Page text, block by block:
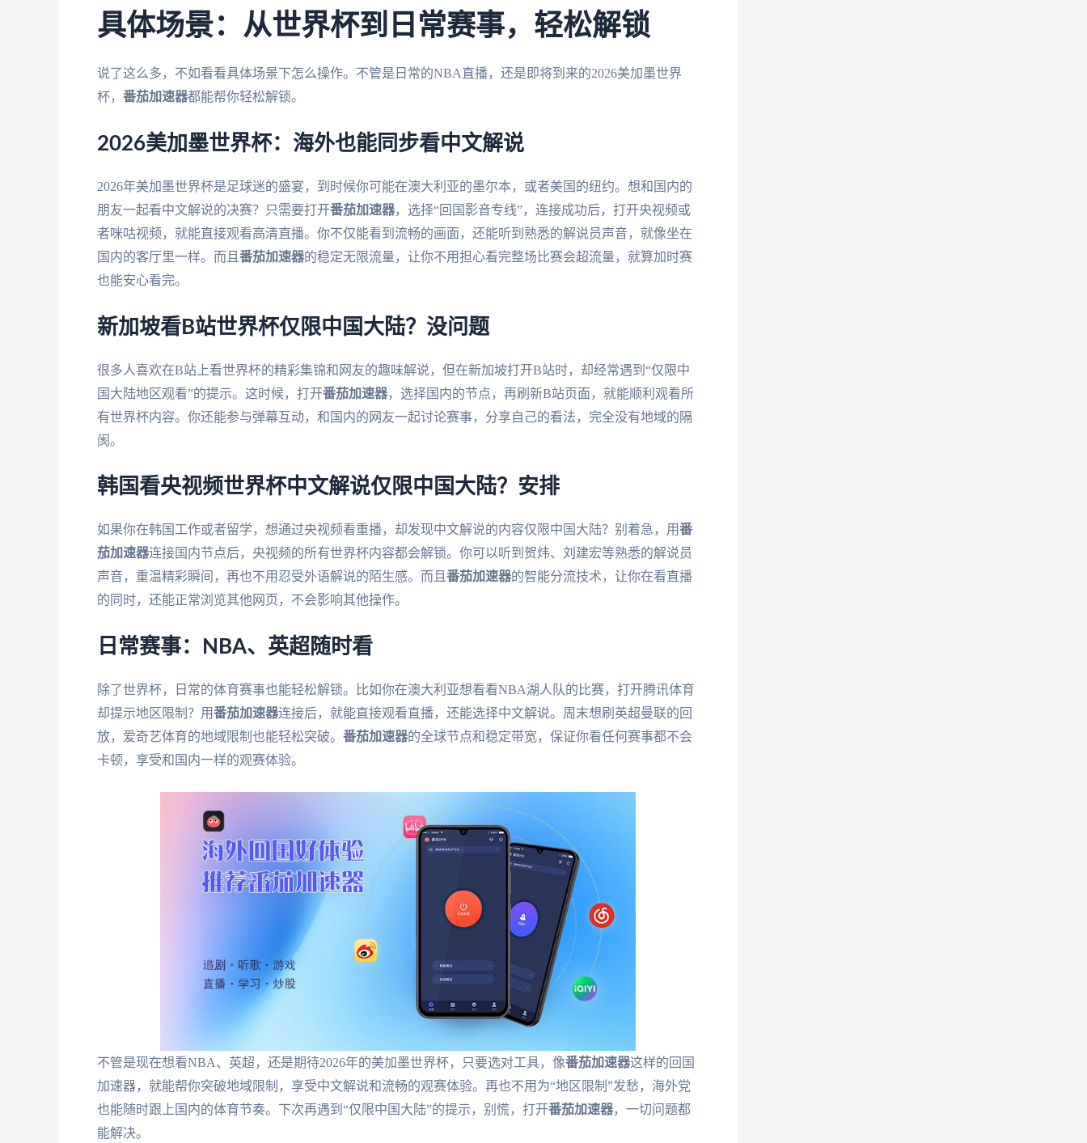
具体场景：从世界杯到日常赛事，轻松解锁
说了这么多，不如看看具体场景下怎么操作。不管是日常的NBA直播，还是即将到来的2026美加墨世界
杯， 番茄加速器都能帮你轻松解锁。
2026美加墨世界杯：海外也能同步看中文解说
2026年美加墨世界杯是足球迷的盛宴，到时候你可能在澳大利亚的墨尔本，或者美国的纽约。想和国内的
朋友一起看中文解说的决赛？只需要打开番茄加速器，选择“回国影音专线”，连接成功后，打开央视频或
者咪咕视频，就能直接观看高清直播。你不仅能看到流畅的画面，还能听到熟悉的解说员声音，就像坐在
国内的客厅里一样。而且 番茄加速器的稳定无限流量，让你不用担心看完整场比赛会超流量，就算加时赛
也能安心看完。
新加坡看B站世界杯仅限中国大陆？没问题
很多人喜欢在B站上看世界杯的精彩集锦和网友的趣味解说，但在新加坡打开B站时，却经常遇到“仅限中
国大陆地区观看”的提示。这时候，打开番茄加速器，选择国内的节点，再刷新B站页面，就能顺利观看所
有世界杯内容。你还能参与弹幕互动，和国内的网友一起讨论赛事，分享自己的看法，完全没有地域的隔
阂。
韩国看央视频世界杯中文解说仅限中国大陆？安排
如果你在韩国工作或者留学，想通过央视频看重播，却发现中文解说的内容仅限中国大陆？别着急，用番
茄加速器连接国内节点后，央视频的所有世界杯内容都会解锁。你可以听到贺炜、刘建宏等熟悉的解说员
声音，重温精彩瞬间，再也不用忍受外语解说的陌生感。而且 番茄加速器的智能分流技术，让你在看直播
的同时，还能正常浏览其他网页，不会影响其他操作。
日常赛事：NBA、英超随时看
除了世界杯，日常的体育赛事也能轻松解锁。比如你在澳大利亚想看看NBA湖人队的比赛，打开腾讯体育
却提示地区限制？用番茄加速器连接后，就能直接观看直播，还能选择中文解说。周末想刷英超曼联的回
放，爱奇艺体育的地域限制也能轻松突破。 番茄加速器的全球节点和稳定带宽，保证你看任何赛事都不会
卡顿，享受和国内一样的观赛体验。
不管是现在想看NBA、英超，还是期待2026年的美加墨世界杯，只要选对工具，像番茄加速器这样的回国
加速器，就能帮你突破地域限制，享受中文解说和流畅的观赛体验。再也不用为“地区限制”发愁，海外党
也能随时跟上国内的体育节奏。下次再遇到“仅限中国大陆”的提示，别慌，打开番茄加速器，一切问题都
能解决。